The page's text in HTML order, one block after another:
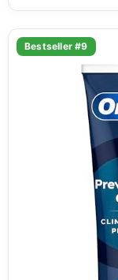
Bestseller #9